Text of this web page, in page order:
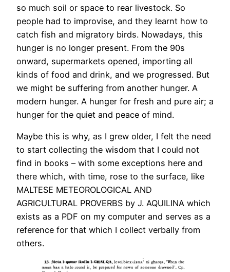
so much soil or space to rear livestock. So
people had to improvise, and they learnt how to
catch fish and migratory birds. Nowadays, this
hunger is no longer present. From the 90s
onward, supermarkets opened, importing all
kinds of food and drink, and we progressed. But
we might be suffering from another hunger. A
modern hunger. A hunger for fresh and pure air; a
hunger for the quiet and peace of mind.
Maybe this is why, as I grew older, I felt the need
to start collecting the wisdom that I could not
find in books – with some exceptions here and
there which, with time, rose to the surface, like
MALTESE METEOROLOGICAL AND
AGRICULTURAL PROVERBS by J. AQUILINA which
exists as a PDF on my computer and serves as a
reference for that which I collect verbally from
others.